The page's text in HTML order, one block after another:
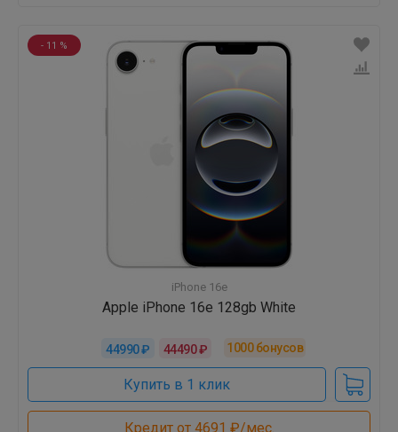
- 11 %
iPhone 16e
Apple iPhone 16e 128gb White
44990 ₽ 44490 ₽ 1000бонусов
Купить в 1 клик
Кредит от 4691 ₽/мес.